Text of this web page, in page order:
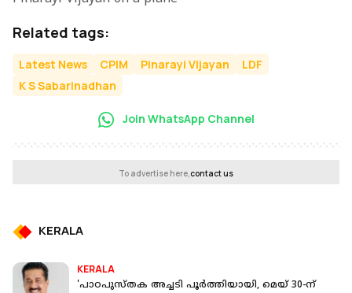
Related tags:
Latest News CPIM Pinarayi Vijayan
LDF
K S Sabarinadhan
Join WhatsApp Channel
To advertise here,contact us
KERALA
KERALA
'പാഠപുസ്തക അച്ചടി പൂര്‍ത്തിയായി, മെയ് 30-ന്